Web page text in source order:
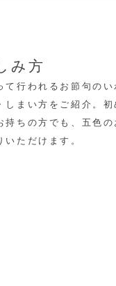
み方
て行われるお節句のい
しまい方をご紹介。初
持ちの方でも、五色の
ただけます。